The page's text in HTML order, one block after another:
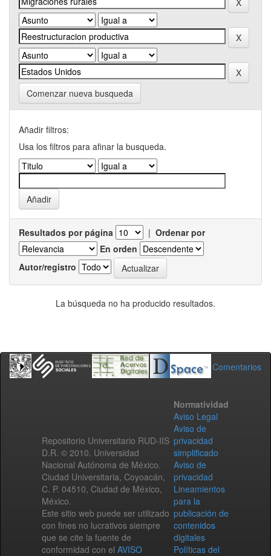
Comenzar nueva busqueda
Añadir filtros:
Usa los filtros para afinar la busqueda.
Resultados por página | Ordenar por
En orden
Autor/registro
La búsqueda no ha producido resultados.
Comentarios
Repositorio Universitario RUD-IIS
D.R. © 2010. Universidad
Nacional Autónoma de México.
Ciudad Universitaria, Coyoacán,
C. P. 04510, Ciudad de México,
México.
Este sitio web puede ser utilizado
con fines no lucrativos siempre
que se cite la fuente de
conformidad con el AVISO
Normatividad
Aviso Legal
Aviso de
privacidad
simplificado
Aviso de
privacidad
Lineamientos
para la
publicación de
contenidos
digitales
Políticas del